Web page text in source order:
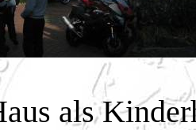
als